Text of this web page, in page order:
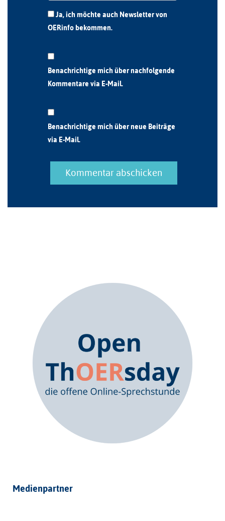
Ja, ich möchte auch Newsletter von
OERinfo bekommen.
Benachrichtige mich über nachfolgende
Kommentare via E-Mail.
Benachrichtige mich über neue Beiträge
via E-Mail.
Medienpartner